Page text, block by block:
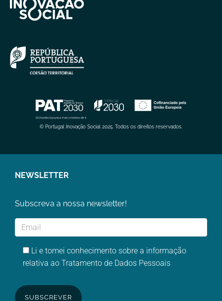
© Portugal Inovação Social 2025. Todos os direitos reservados.
NEWSLETTER
Subscreva a nossa newsletter!
Li e tomei conhecimento sobre a informação
relativa ao Tratamento de Dados Pessoais